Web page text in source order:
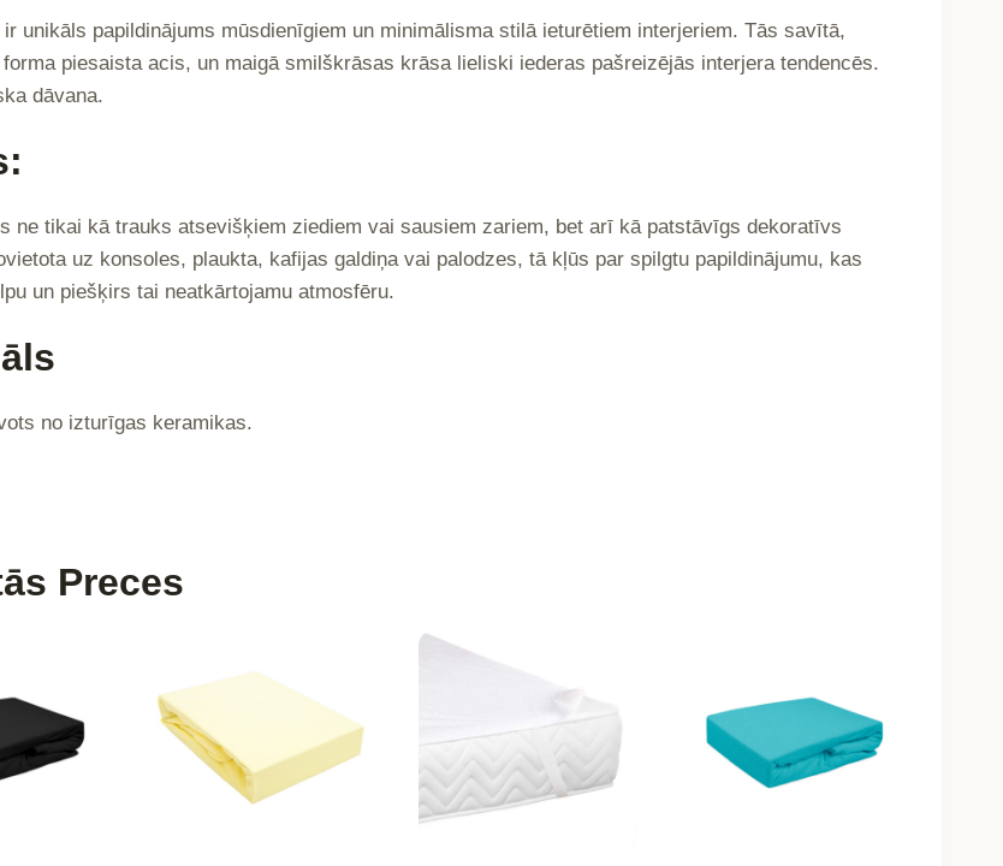
unikāls papildinājums mūsdienīgiem un minimālisma stilā ieturētiem interjeriem. Tās savītā,
piesaista acis, un maigā smilškrāsas krāsa lieliski iederas pašreizējās interjera tendencēs.
dāvana.
ne tikai kā trauks atsevišķiem ziediem vai sausiem zariem, bet arī kā patstāvīgs dekoratīvs
uz konsoles, plaukta, kafijas galdiņa vai palodzes, tā kļūs par spilgtu papildinājumu, kas
un piešķirs tai neatkārtojamu atmosfēru.
no izturīgas keramikas.
Preces